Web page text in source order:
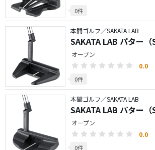
0件
本間ゴルフ／SAKATA LAB
SAKATA LAB パター（
オープン
0.0
0件
本間ゴルフ／SAKATA LAB
SAKATA LAB パター（
オープン
0.0
0件